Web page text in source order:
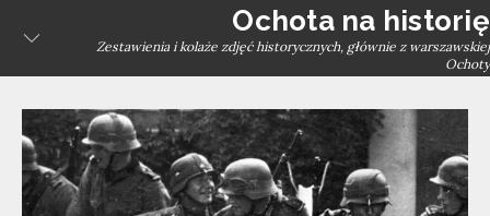
Ochota na historię
Zestawienia i kolaże zdjęć historycznych, głównie z warszawskiej
Ochoty